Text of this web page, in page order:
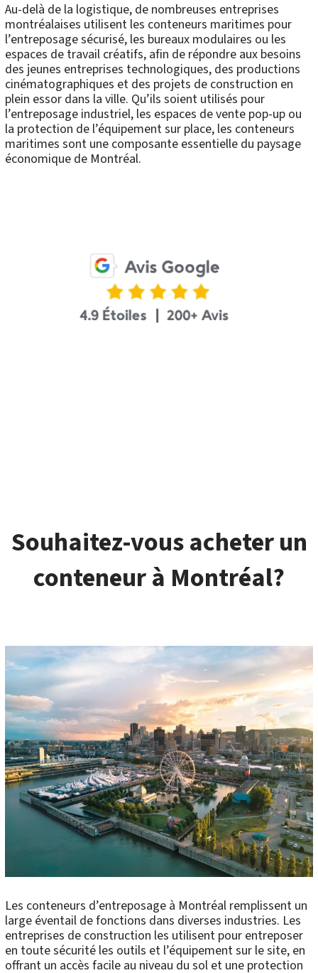
Au-delà de la logistique, de nombreuses entreprises
montréalaises utilisent les conteneurs maritimes pour
l’entreposage sécurisé, les bureaux modulaires ou les
espaces de travail créatifs, afin de répondre aux besoins
des jeunes entreprises technologiques, des productions
cinématographiques et des projets de construction en
plein essor dans la ville. Qu’ils soient utilisés pour
l’entreposage industriel, les espaces de vente pop-up ou
la protection de l’équipement sur place, les conteneurs
maritimes sont une composante essentielle du paysage
économique de Montréal.
Souhaitez-vous acheter un
conteneur à Montréal?
Les conteneurs d’entreposage à Montréal remplissent un
large éventail de fonctions dans diverses industries. Les
entreprises de construction les utilisent pour entreposer
en toute sécurité les outils et l’équipement sur le site, en
offrant un accès facile au niveau du sol et une protection